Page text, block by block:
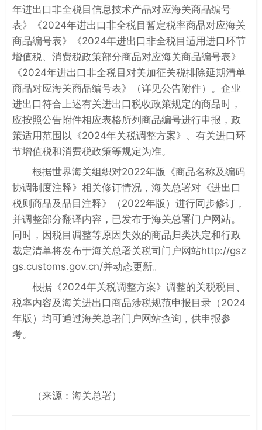
年进出口非全税目信息技术产品对应海关商品编号
表》《2024年进出口非全税目暂定税率商品对应海关
商品编号表》《2024年进出口非全税目适用进口环节
增值税、消费税政策部分商品对应海关商品编号表》
《2024年进出口非全税目对美加征关税排除延期清单
商品对应海关商品编号表》（详见公告附件）。企业
进出口符合上述有关进出口税收政策规定的商品时，
应按照公告附件相应表格所列商品编号进行申报，政
策适用范围以《2024年关税调整方案》、有关进口环
节增值税和消费税政策等规定为准。
根据世界海关组织对2022年版《商品名称及编码
协调制度注释》相关修订情况，海关总署对《进出口
税则商品及品目注释》（2022年版）进行同步修订，
并调整部分翻译内容，已发布于海关总署门户网站。
同时，因税目调整等原因失效的商品归类决定和行政
裁定清单将发布于海关总署关税司门户网站http://gsz
gs.customs.gov.cn/并动态更新。
根据《2024年关税调整方案》调整的关税税目、
税率内容及海关进出口商品涉税规范申报目录（2024
年版）均可通过海关总署门户网站查询，供申报参
考。
（来源：海关总署）